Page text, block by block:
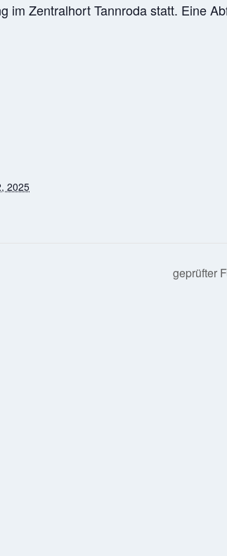
im Zentralhort Tannroda statt. Eine
2025
geprüfter